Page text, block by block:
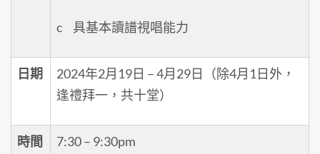
c 具基本讀譜視唱能力
日期
2024年2月19日 – 4月29日（除4月1日外，
逢禮拜一，共十堂）
時間 7:30 – 9:30pm